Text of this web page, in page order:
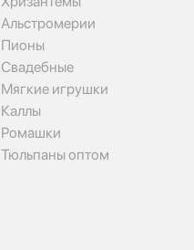
Альстромерии
Пионы
Свадебные
Мягкие игрушки
Каллы
Ромашки
Тюльпаны оптом